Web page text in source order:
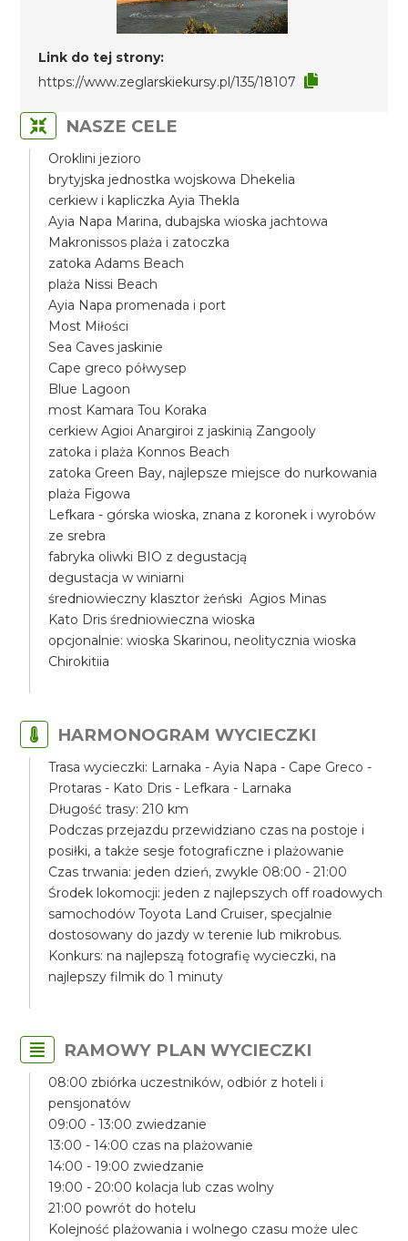
Link do tej strony:
https://www.zeglarskiekursy.pl/135/18107
NASZE CELE
Oroklini jezioro
brytyjska jednostka wojskowa Dhekelia
cerkiew i kapliczka Ayia Thekla
Ayia Napa Marina, dubajska wioska jachtowa
Makronissos plaża i zatoczka
zatoka Adams Beach
plaża Nissi Beach
Ayia Napa promenada i port
Most Miłości
Sea Caves jaskinie
Cape greco półwysep
Blue Lagoon
most Kamara Tou Koraka
cerkiew Agioi Anargiroi z jaskinią Zangooly
zatoka i plaża Konnos Beach
zatoka Green Bay, najlepsze miejsce do nurkowania
plaża Figowa
Lefkara - górska wioska, znana z koronek i wyrobów
ze srebra
fabryka oliwki BIO z degustacją
degustacja w winiarni
średniowieczny klasztor żeński Agios Minas
Kato Dris średniowieczna wioska
opcjonalnie: wioska Skarinou, neolitycznia wioska
Chirokitiia
HARMONOGRAM WYCIECZKI
Trasa wycieczki: Larnaka - Ayia Napa - Cape Greco -
Protaras - Kato Dris - Lefkara - Larnaka
Długość trasy: 210 km
Podczas przejazdu przewidziano czas na postoje i
posiłki, a także sesje fotograficzne i plażowanie
Czas trwania: jeden dzień, zwykle 08:00 - 21:00
Środek lokomocji: jeden z najlepszych off roadowych
samochodów Toyota Land Cruiser, specjalnie
dostosowany do jazdy w terenie lub mikrobus.
Konkurs: na najlepszą fotografię wycieczki, na
najlepszy filmik do 1 minuty
RAMOWY PLAN WYCIECZKI
08:00 zbiórka uczestników, odbiór z hoteli i
pensjonatów
09:00 - 13:00 zwiedzanie
13:00 - 14:00 czas na plażowanie
14:00 - 19:00 zwiedzanie
19:00 - 20:00 kolacja lub czas wolny
21:00 powrót do hotelu
Kolejność plażowania i wolnego czasu może ulec